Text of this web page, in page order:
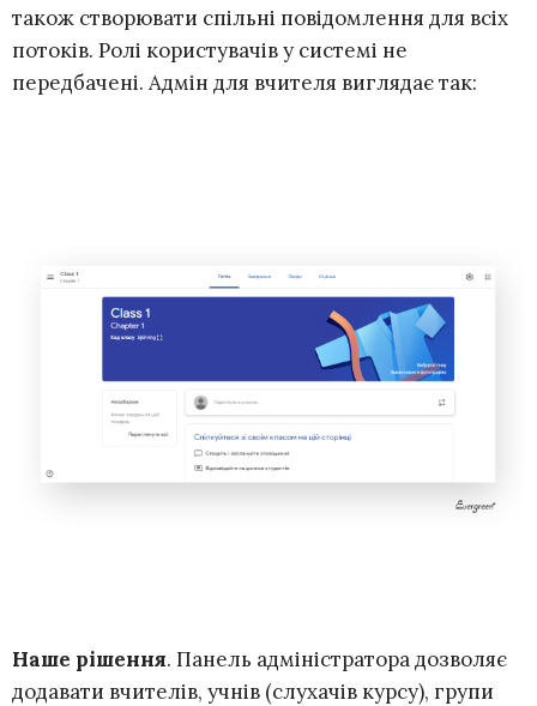
також створювати спільні повідомлення для всіх
потоків. Ролі користувачів у системі не
передбачені. Адмін для вчителя виглядає так:
Наше рішення. Панель адміністратора дозволяє
додавати вчителів, учнів (слухачів курсу), групи